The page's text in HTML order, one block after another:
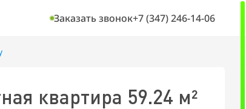
Заказать звонок+7 (347) 246-14-06
квартира 59.24 м²